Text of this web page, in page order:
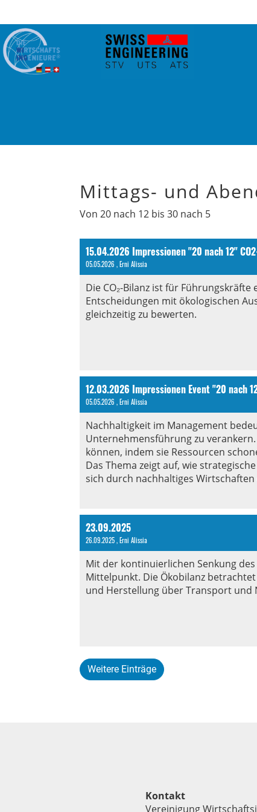
Mittags- und
Von 20 nach 12 bis 30 nach 5
15.04.2026 Impressionen "20 nach 12"
05.05.2026 , Erni Alissia
Die CO₂-Bilanz ist für
Entscheidungen mit ökologischen
gleichzeitig zu bewerten.
12.03.2026 Impressionen Event "20 nach
05.05.2026 , Erni Alissia
Nachhaltigkeit im Management
Unternehmensführung zu
können, indem sie Ressourcen
Das Thema zeigt auf, wie
sich durch nachhaltiges Wirtschaften
23.09.2025
26.09.2025, Erni Alissia
Mit der kontinuierlichen Senkung
Mittelpunkt. Die Ökobilanz
und Herstellung über Transport und
Weitere Einträge
Kontakt
Vereinigung